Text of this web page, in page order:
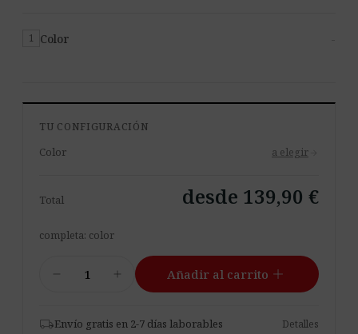
1 Color
TU CONFIGURACIÓN
Color a elegir arrow_forward
Total desde 139,90 €
completa: color
add Añadir al carrito add
local_shippingEnvío gratis en 2-7 días laborables Detalles